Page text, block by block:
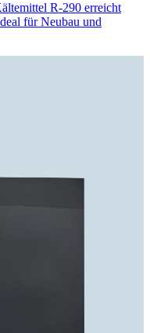
R-290 erreicht
für Neubau und